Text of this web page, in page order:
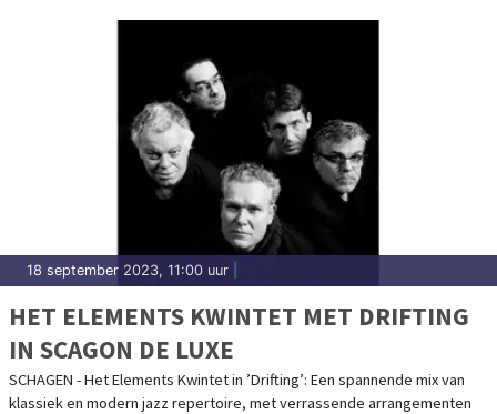
18 september 2023, 11:00 uur
HET ELEMENTS KWINTET MET DRIFTING
IN SCAGON DE LUXE
SCHAGEN - Het Elements Kwintet in ’Drifting’: Een spannende mix van
klassiek en modern jazz repertoire, met verrassende arrangementen